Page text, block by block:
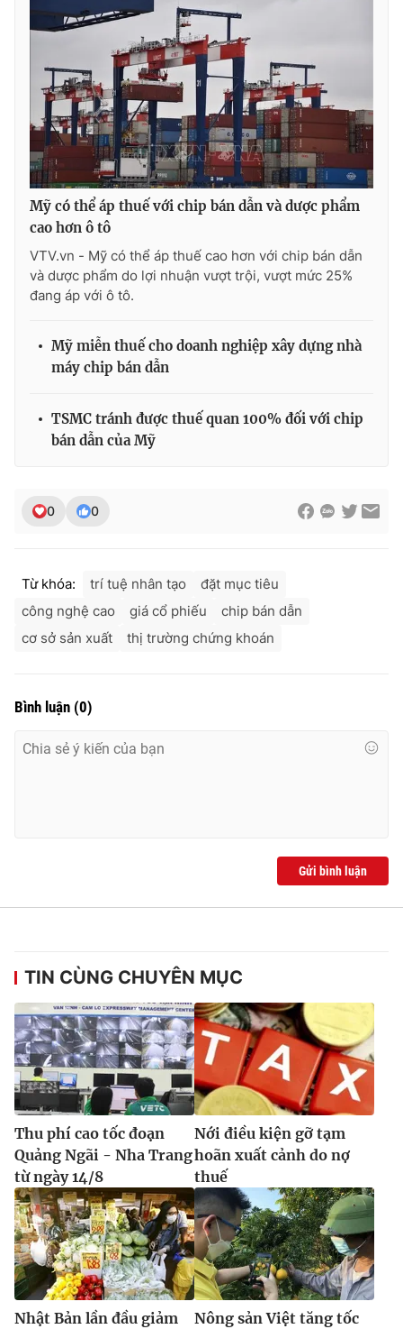
Ðiện thoại Thời báo VTV:
024.66 897 897
Email:toasoan@vtv.vn
Liên hệ quảng cáo:024-7300.7108
thông tin từ website này.
Mỹ có thể áp thuế với chip bán dẫn và dược phẩm
cao hơn ô tô
VTV.vn - Mỹ có thể áp thuế cao hơn với chip bán dẫn
và dược phẩm do lợi nhuận vượt trội, vượt mức 25%
đang áp với ô tô.
Mỹ miễn thuế cho doanh nghiệp xây dựng nhà
máy chip bán dẫn
TSMC tránh được thuế quan 100% đối với chip
bán dẫn của Mỹ
0 0
Từ khóa: trí tuệ nhân tạo
đặt mục tiêu
công nghệ cao
giá cổ phiếu
chip bán dẫn
cơ sở sản xuất
thị trường chứng khoán
Bình luận (0)
Gửi bình luận
TIN CÙNG CHUYÊN MỤC
Thu phí cao tốc đoạn
Quảng Ngãi - Nha Trang
từ ngày 14/8
Nới điều kiện gỡ tạm
hoãn xuất cảnh do nợ
thuế
Nhật Bản lần đầu giảm
Nông sản Việt tăng tốc